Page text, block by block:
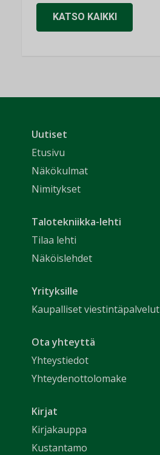
KATSO KAIKKI
Uutiset
Etusivu
Näkökulmat
Nimitykset
Talotekniikka-lehti
Tilaa lehti
Näköislehdet
Yrityksille
Kaupalliset viestintäpalvelut
Ota yhteyttä
Yhteystiedot
Yhteydenottolomake
Kirjat
Kirjakauppa
Kustantamo